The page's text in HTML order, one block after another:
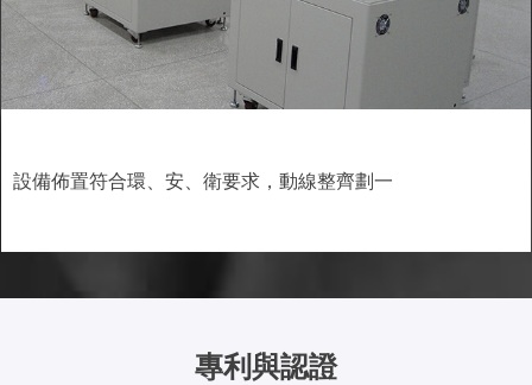
設備佈置符合環、安、衛要求，動線整齊劃一
專利與認證